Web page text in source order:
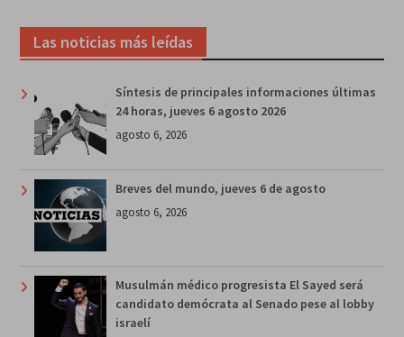
Las noticias más leídas
Síntesis de principales informaciones últimas
24 horas, jueves 6 agosto 2026
agosto 6, 2026
Breves del mundo, jueves 6 de agosto
agosto 6, 2026
Musulmán médico progresista El Sayed será
candidato demócrata al Senado pese al lobby
israelí